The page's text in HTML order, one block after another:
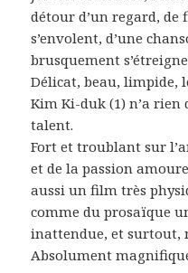
détour d’un regard, de
s’envolent, d’une
brusquement
Délicat, beau, limpide,
Kim Ki-duk (1) n’a rien
talent.
Fort et troublant sur
et de la passion
aussi un film très
comme du prosaïque
inattendue, et surtout,
Absolument